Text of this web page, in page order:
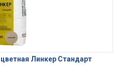
Линкер Стандарт